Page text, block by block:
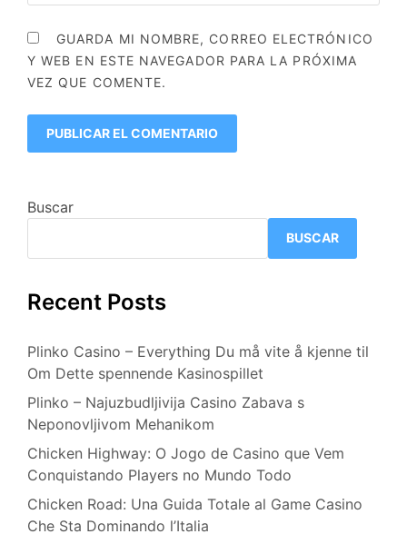
GUARDA MI NOMBRE, CORREO ELECTRÓNICO
Y WEB EN ESTE NAVEGADOR PARA LA PRÓXIMA
VEZ QUE COMENTE.
Buscar
BUSCAR
Recent Posts
Plinko Casino – Everything Du må vite å kjenne til
Om Dette spennende Kasinospillet
Plinko – Najuzbudljivija Casino Zabava s
Neponovljivom Mehanikom
Chicken Highway: O Jogo de Casino que Vem
Conquistando Players no Mundo Todo
Chicken Road: Una Guida Totale al Game Casino
Che Sta Dominando l’Italia